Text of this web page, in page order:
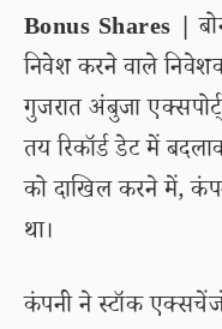
Bonus Shares |
निवेश करने वाले
गुजरात अंबुजा
तय रिकॉर्ड डेट में
को दाखिल करने में,
था।
कंपनी ने स्टॉक